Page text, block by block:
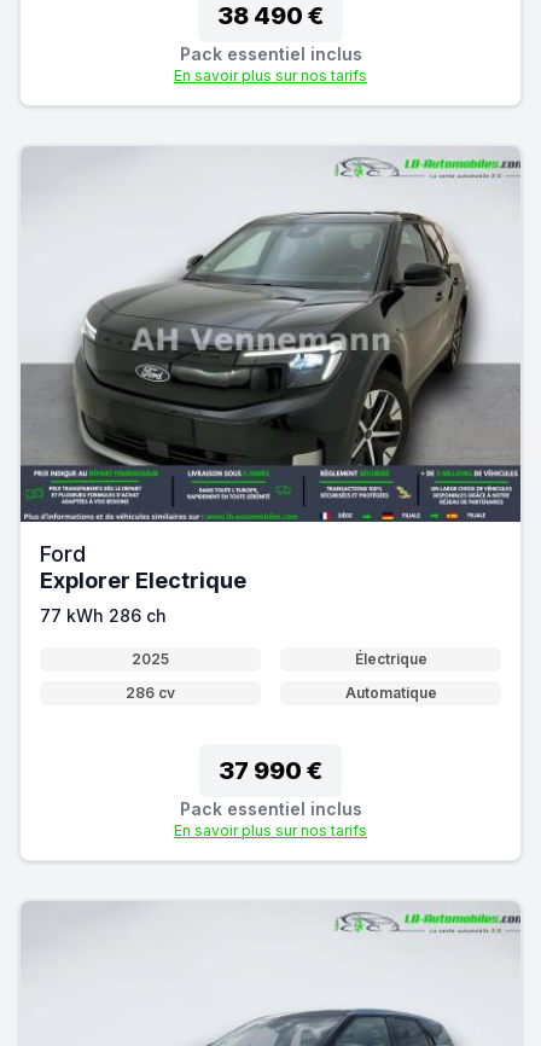
38 490 €
Pack essentiel inclus
En savoir plus sur nos tarifs
Ford
Explorer Electrique
77 kWh 286 ch
2025
Électrique
286 cv
Automatique
37 990 €
Pack essentiel inclus
En savoir plus sur nos tarifs